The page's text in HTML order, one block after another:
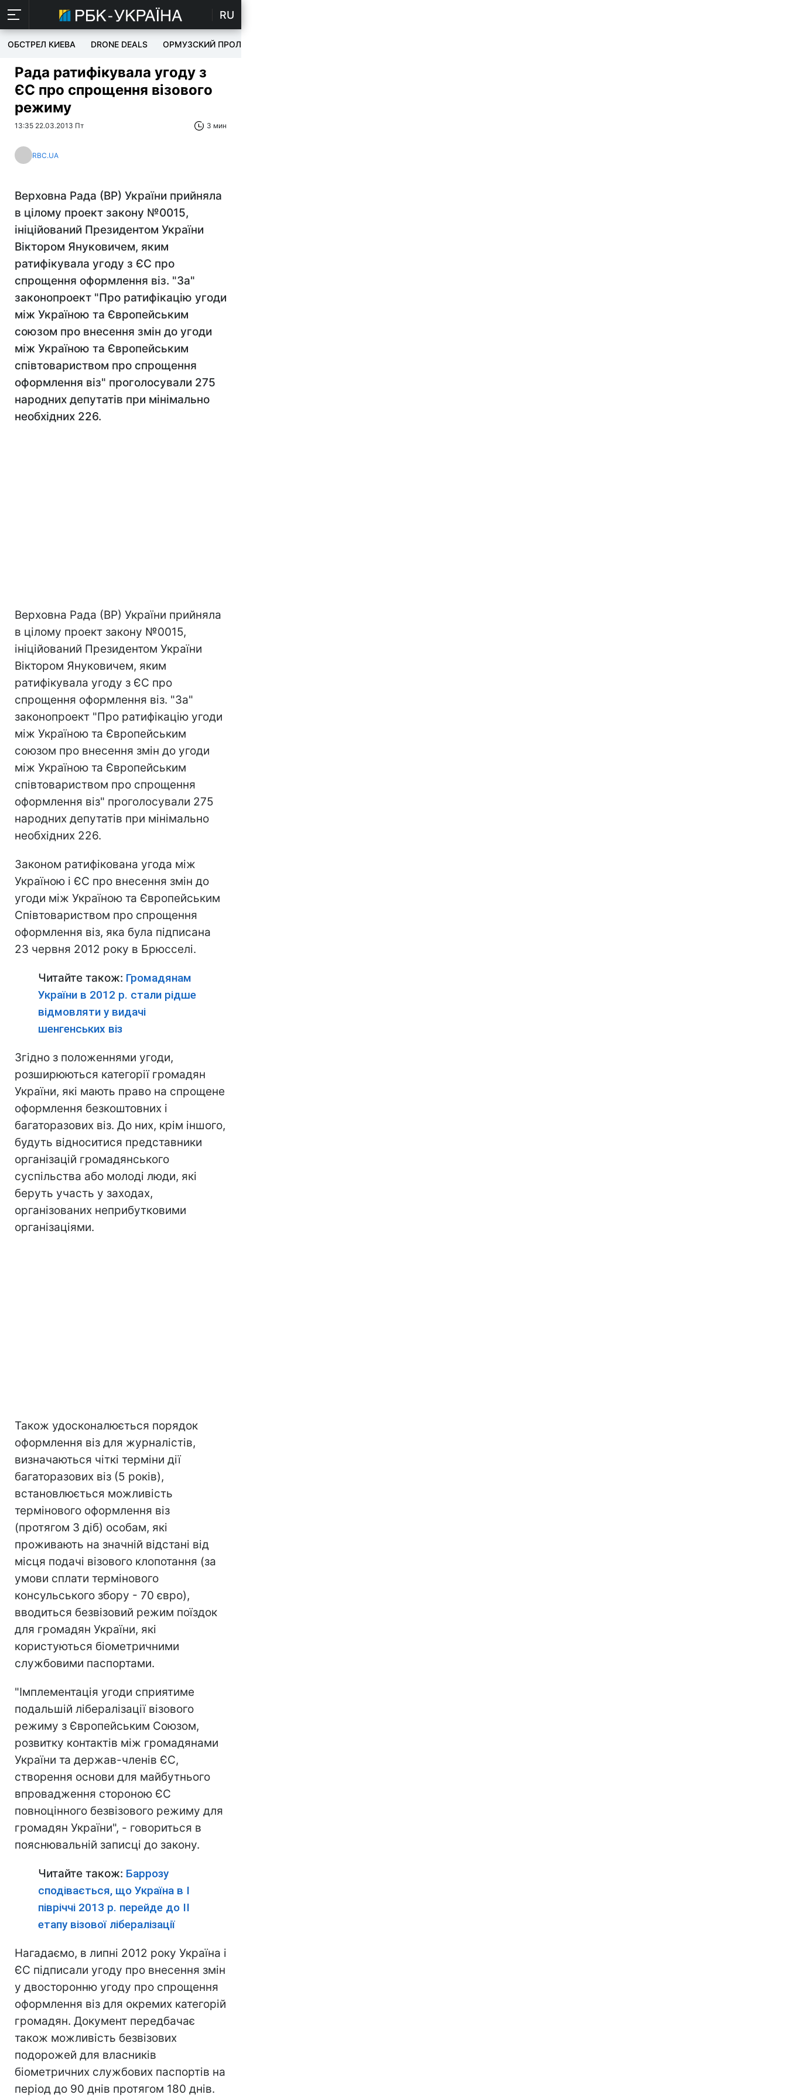
RU
ОБСТРЕЛ КИЕВА DRONE DEALS ОРМУЗСКИЙ ПРОЛИВ
Рада ратифікувала угоду з
ЄС про спрощення візового
режиму
13:35 22.03.2013 Пт 3 мин
RBC.UA
Верховна Рада (ВР) України прийняла
в цілому проект закону №0015,
ініційований Президентом України
Віктором Януковичем, яким
ратифікувала угоду з ЄС про
спрощення оформлення віз. "За"
законопроект "Про ратифікацію угоди
між Україною та Європейським
союзом про внесення змін до угоди
між Україною та Європейським
співтовариством про спрощення
оформлення віз" проголосували 275
народних депутатів при мінімально
необхідних 226.
Верховна Рада (ВР) України прийняла
в цілому проект закону №0015,
ініційований Президентом України
Віктором Януковичем, яким
ратифікувала угоду з ЄС про
спрощення оформлення віз. "За"
законопроект "Про ратифікацію угоди
між Україною та Європейським
союзом про внесення змін до угоди
між Україною та Європейським
співтовариством про спрощення
оформлення віз" проголосували 275
народних депутатів при мінімально
необхідних 226.
Законом ратифікована угода між
Україною і ЄС про внесення змін до
угоди між Україною та Європейським
Співтовариством про спрощення
оформлення віз, яка була підписана
23 червня 2012 року в Брюсселі.
Читайте також: Громадянам
України в 2012 р. стали рідше
відмовляти у видачі
шенгенських віз
Згідно з положеннями угоди,
розширюються категорії громадян
України, які мають право на спрощене
оформлення безкоштовних і
багаторазових віз. До них, крім іншого,
будуть відноситися представники
організацій громадянського
суспільства або молоді люди, які
беруть участь у заходах,
організованих неприбутковими
організаціями.
Також удосконалюється порядок
оформлення віз для журналістів,
визначаються чіткі терміни дії
багаторазових віз (5 років),
встановлюється можливість
термінового оформлення віз
(протягом 3 діб) особам, які
проживають на значній відстані від
місця подачі візового клопотання (за
умови сплати термінового
консульського збору - 70 євро),
вводиться безвізовий режим поїздок
для громадян України, які
користуються біометричними
службовими паспортами.
"Імплементація угоди сприятиме
подальшій лібералізації візового
режиму з Європейським Союзом,
розвитку контактів між громадянами
України та держав-членів ЄС,
створення основи для майбутнього
впровадження стороною ЄС
повноцінного безвізового режиму для
громадян України", - говориться в
пояснювальній записці до закону.
Читайте також: Баррозу
сподівається, що Україна в I
півріччі 2013 р. перейде до II
етапу візової лібералізації
Нагадаємо, в липні 2012 року Україна і
ЄС підписали угоду про внесення змін
у двосторонню угоду про спрощення
оформлення віз для окремих категорій
громадян. Документ передбачає
також можливість безвізових
подорожей для власників
біометричних службових паспортів на
період до 90 днів протягом 180 днів.